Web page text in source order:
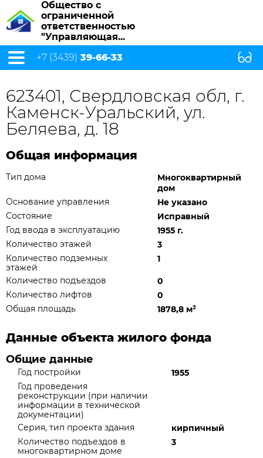
Общество с
ограниченной
ответственностью
"Управляющая...
+7 (3439) 39-66-33
623401, Свердловская обл, г.
Каменск-Уральский, ул.
Беляева, д. 18
Общая информация
Тип дома
Многоквартирный
дом
Основание управления
Не указано
Состояние
Исправный
Год ввода в эксплуатацию
1955 г.
Количество этажей
3
Количество подземных
этажей
1
Количество подъездов
0
Количество лифтов
0
Общая площадь
1878,8 м²
Данные объекта жилого фонда
Общие данные
Год постройки
1955
Год проведения
реконструкции (при наличии
информации в технической
документации)
Серия, тип проекта здания
кирпичный
Количество подъездов в
многоквартирном доме
3